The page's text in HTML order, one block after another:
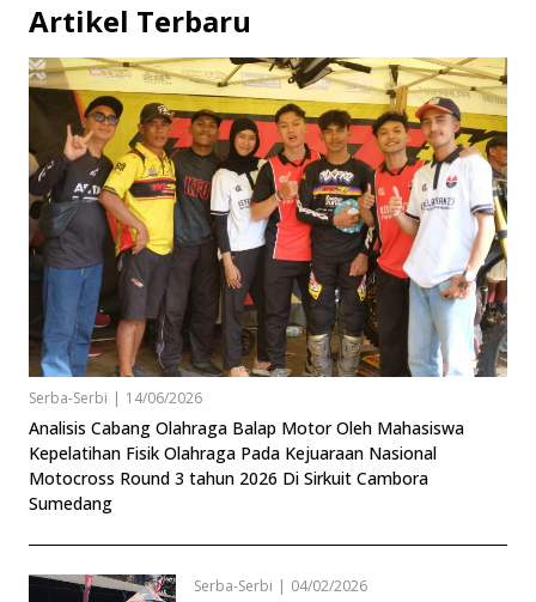
Artikel Terbaru
Serba-Serbi | 14/06/2026
Analisis Cabang Olahraga Balap Motor Oleh Mahasiswa
Kepelatihan Fisik Olahraga Pada Kejuaraan Nasional
Motocross Round 3 tahun 2026 Di Sirkuit Cambora
Sumedang
Serba-Serbi | 04/02/2026